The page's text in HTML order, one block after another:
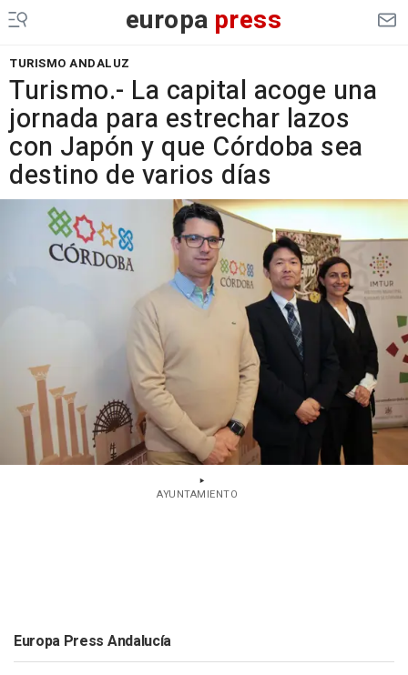
europa press
TURISMO ANDALUZ
Turismo.- La capital acoge una
jornada para estrechar lazos
con Japón y que Córdoba sea
destino de varios días
AYUNTAMIENTO
Europa Press Andalucía